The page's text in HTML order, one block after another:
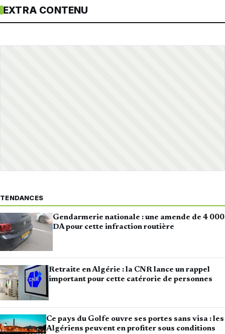
EXTRA CONTENU
TENDANCES
Gendarmerie nationale : une amende de 4 000
DA pour cette infraction routière
Retraite en Algérie : la CNR lance un rappel
important pour cette catérorie de personnes
Ce pays du Golfe ouvre ses portes sans visa : les
Algériens peuvent en profiter sous conditions